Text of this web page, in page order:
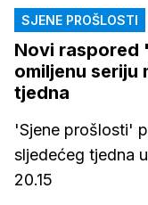
SJENE PROŠLOSTI
Novi raspored
omiljenu seriju
tjedna
'Sjene prošlosti'
sljedećeg tjedna
20.15